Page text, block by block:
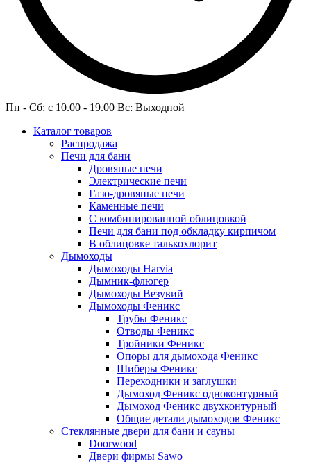
Пн - Сб: c 10.00 - 19.00 Вс: Выходной
Каталог товаров
Распродажа
Печи для бани
Дровяные печи
Электрические печи
Газо-дровяные печи
Каменные печи
С комбинированной облицовкой
Печи для бани под обкладку кирпичом
В облицовке талькохлорит
Дымоходы
Дымоходы Harvia
Дымник-флюгер
Дымоходы Везувий
Дымоходы Феникс
Трубы Феникс
Отводы Феникс
Тройники Феникс
Опоры для дымохода Феникс
Шиберы Феникс
Переходники и заглушки
Дымоход Феникс одноконтурный
Дымоход Феникс двухконтурный
Общие детали дымоходов Феникс
Стеклянные двери для бани и сауны
Doorwood
Двери фирмы Sawo